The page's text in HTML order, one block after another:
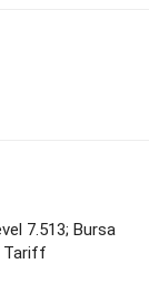
7.513; Bursa
Tariff